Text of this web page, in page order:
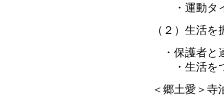
・運動タ
（２）生活
・保護者と
・生活を
＜郷土愛＞